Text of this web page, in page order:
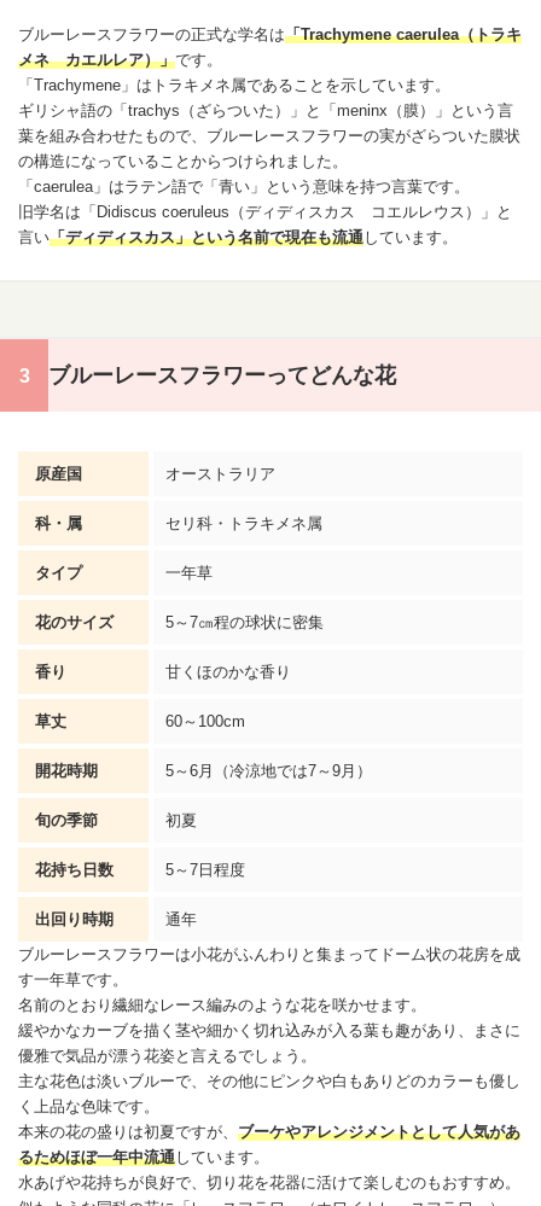
ブルー レースフラワーの正式な学名は「Trachymene caerulea（トラキ
メネ カエルレア）」です。
「Trachymene」はトラキメネ属であることを示しています。
ギリシャ語の「trachys（ざらついた）」と「meninx（膜）」という言
葉を組み合わせたもので、ブルー レースフラワーの実がざらついた膜状
の構造になっていることからつけられました。
「caerulea」はラテン語で「青い」という意味を持つ言葉です。
旧学名は「Didiscus coeruleus（ディディスカス コエルレウス）」と
言い「ディディスカス」という名前で現在も流通しています。
ブルーレースフラワーってどんな花
原産国 オーストラリア
科・属 セリ科・トラキメネ属
タイプ 一年草
花のサイズ 5～7㎝程の球状に密集
香り 甘くほのかな香り
草丈 60～100cm
開花時期 5～6月（冷涼地では7～9月）
旬の季節 初夏
花持ち日数 5～7日程度
出回り時期
通年
ブルー レースフラワーは小花がふんわりと集まってドーム状の花房を成
す一年草です。
名前のとおり繊細なレース編みのような花を咲かせます。
緩やかなカーブを描く茎や細かく切れ込みが入る葉も趣があり、まさに
優雅で気品が漂う花姿と言えるでしょう。
主な花色は淡いブルーで、その他にピンクや白もありどのカラーも優し
く上品な色味です。
本来の花の盛りは初夏ですが、 ブーケやアレンジメントとして人気があ
るためほぼ一年中流通しています。
水あげや花持ちが良好で、切り花を花器に活けて楽しむのもおすすめ。